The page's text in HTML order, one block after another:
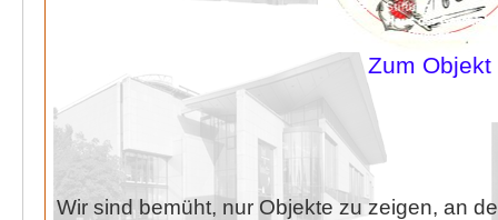
Zum Objekt
Wir sind bemüht, nur Objekte zu zeigen, an